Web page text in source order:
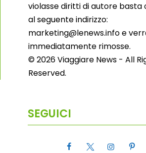
violasse diritti di autore basta
al seguente indirizzo:
marketing@lenews.info e
immediatamente rimosse.
© 2026 Viaggiare News - All
Reserved.
SEGUICI